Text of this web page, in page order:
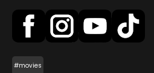
#movies